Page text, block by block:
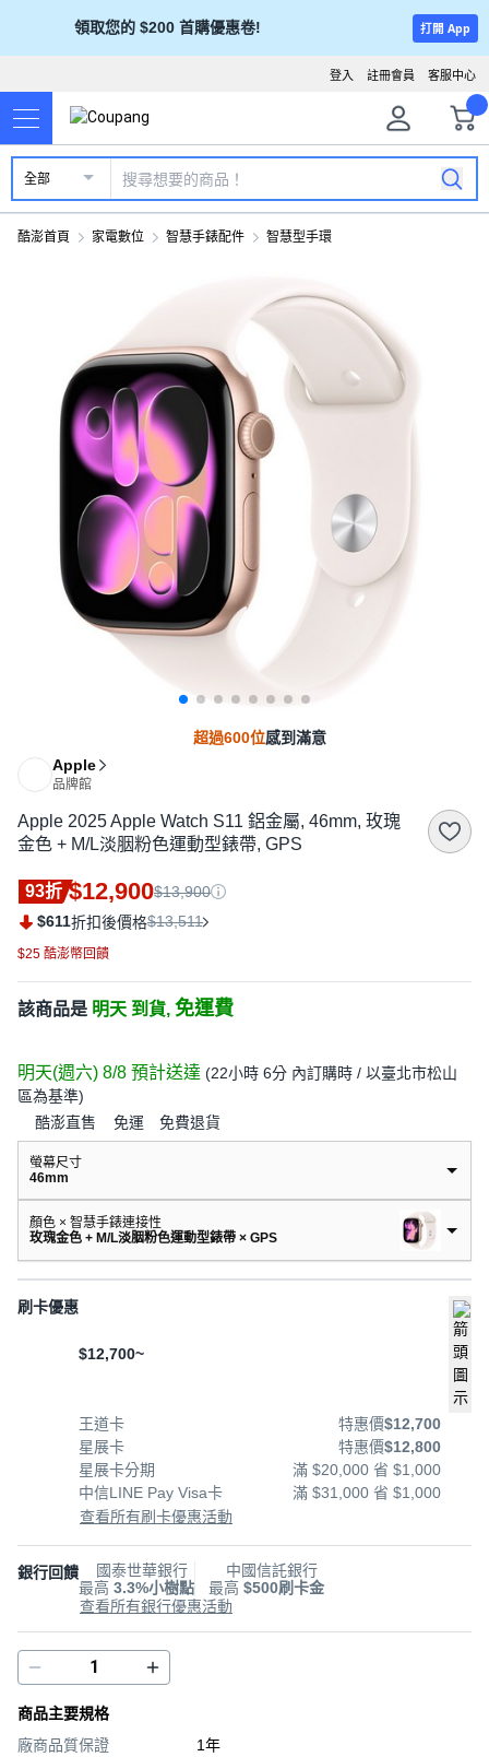
領取您的 $200 首購優惠卷! 打開 App
客服中心
註冊會員
登入
全部
酷澎首頁 家電數位 智慧手錶配件 智慧型手環
超過600位感到滿意
Apple
品牌館
Apple 2025 Apple Watch S11 鋁金屬, 46mm, 玫瑰
金色 + M/L淡胭粉色運動型錶帶, GPS
93折 $12,900$13,900
$611折扣後價格$13,511
$25 酷澎幣回饋
該商品是 明天 到貨, 免運費
明天(週六) 8/8 預計送達 (22小時 6分 內訂購時 / 以臺北市松山
區為基準)
酷澎直售 免運 免費退貨
螢幕尺寸
46mm
顏色 × 智慧手錶連接性
玫瑰金色 + M/L淡胭粉色運動型錶帶 × GPS
刷卡優惠
$12,700~
王道卡 特惠價$12,700
星展卡
特惠價$12,800
星展卡分期
滿 $20,000 省 $1,000
中信LINE Pay Visa卡
滿 $31,000 省 $1,000
查看所有刷卡優惠活動
銀行回饋
國泰世華銀行
最高 3.3%小樹點
中國信託銀行
最高 $500刷卡金
查看所有銀行優惠活動
商品主要規格
廠商品質保證
1年